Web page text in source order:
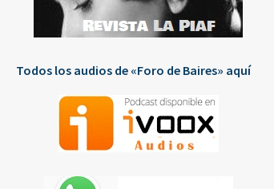
Todos los audios de «Foro de Baires» aquí